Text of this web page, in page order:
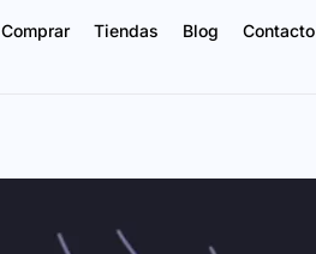
Comprar Tiendas Blog Contacto